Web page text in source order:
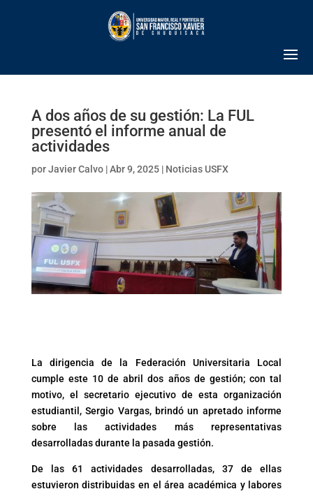
A dos años de su gestión: La FUL
presentó el informe anual de
actividades
porJavier Calvo|Abr 9, 2025| Noticias USFX
La dirigencia de la Federación Universitaria Local
cumple este 10 de abril dos años de gestión; con tal
motivo, el secretario ejecutivo de esta organización
estudiantil, Sergio Vargas, brindó un apretado informe
sobre las actividades más representativas
desarrolladas durante la pasada gestión.
De las 61 actividades desarrolladas, 37 de ellas
estuvieron distribuidas en el área académica y labores